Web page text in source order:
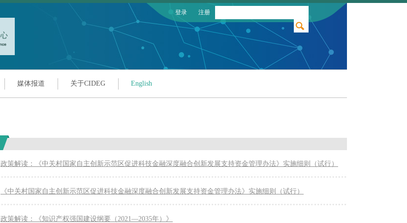
登录 注册
媒体报道 关于CIDEG English
政策解读：《中关村国家自主创新示范区促进科技金融深度融合创新发展支持资金管理办法》实施细则（试行）
《中关村国家自主创新示范区促进科技金融深度融合创新发展支持资金管理办法》实施细则（试行）
政策解读：《知识产权强国建设纲要（2021—2035年）》